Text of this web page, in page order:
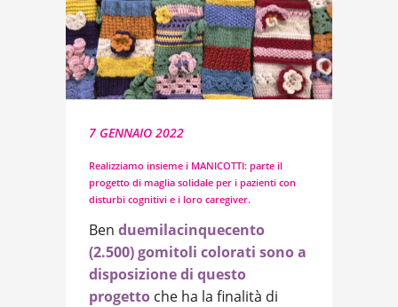
7 GENNAIO 2022
Realizziamo insieme i MANICOTTI: parte il
progetto di maglia solidale per i pazienti con
disturbi cognitivi e i loro caregiver.
Ben duemilacinquecento
(2.500) gomitoli colorati sono a
disposizione di questo
progetto che ha la finalità di